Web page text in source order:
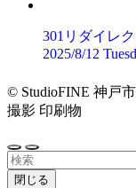
301リダイレ
2025/8/12
© StudioFINE 神戸
撮影 印刷物
閉じる